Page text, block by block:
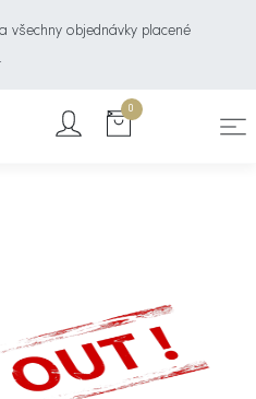
všechny objednávky placené
0